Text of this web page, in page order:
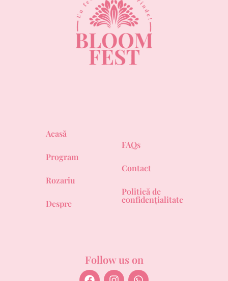
Acasă
Program
Rozariu
Despre
FAQs
Contact
Politică de
confidențialitate
Follow us on